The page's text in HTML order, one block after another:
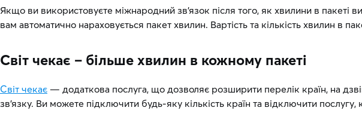
Якщо ви використовуєте міжнародний зв’язок після того, як хвилини в
вам автоматично нараховується пакет хвилин. Вартість та кількість хвилин в
Світ чекає – більше хвилин в кожному пакеті
Світ чекає — додаткова послуга, що дозволяє розширити перелік країн, на
зв’язку. Ви можете підключити будь-яку кількість країн та відключити послугу,